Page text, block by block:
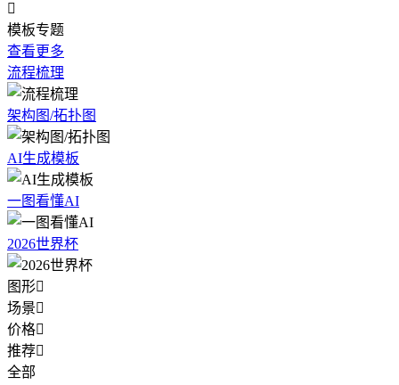

模板专题
查看更多
流程梳理
架构图/拓扑图
AI生成模板
一图看懂AI
2026世界杯
图形
场景
价格
推荐
全部